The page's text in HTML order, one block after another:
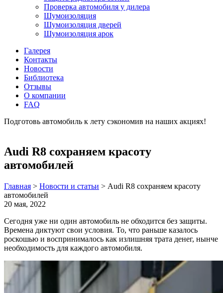
Проверка автомобиля у дилера
Шумоизоляция
Шумоизоляция дверей
Шумоизоляция арок
Галерея
Контакты
Новости
Библиотека
Отзывы
О компании
FAQ
Подготовь автомобиль к лету сэкономив на наших акциях!
Audi R8 сохраняем красоту
автомобилей
Главная > Новости и статьи > Audi R8 сохраняем красоту
автомобилей
20 мая, 2022
Сегодня уже ни один автомобиль не обходится без защиты.
Времена диктуют свои условия. То, что раньше казалось
роскошью и воспринималось как излишняя трата денег, нынче
необходимость для каждого автомобиля.